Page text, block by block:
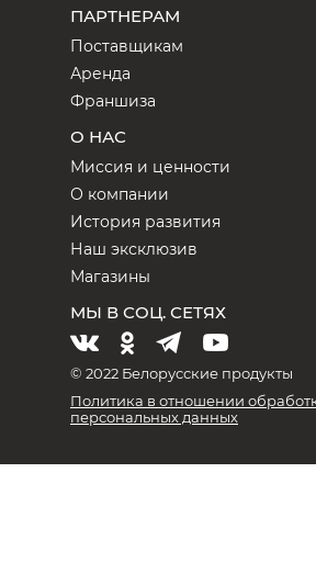
ПАРТНЕРАМ
Поставщикам
Аренда
Франшиза
О НАС
Миссия и ценности
О компании
История развития
Наш эксклюзив
Магазины
МЫ В СОЦ. СЕТЯХ
© 2022 Белорусские продукты
Политика в отношении
персональных данных